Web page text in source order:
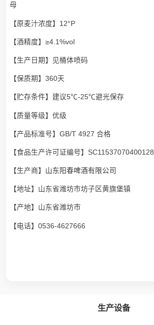
母
【原麦汁浓度】12°P
【酒精度】≥4.1%vol
【生产日期】见桶体喷码
【保质期】360天
【贮存条件】建议5℃-25℃避光保存
【质量等级】优级
【产品标准号】GB/T 4927 合格
【食品生产许可证编号】SC11537070400128
【生产商】 山东阳春啤酒有限公司
【地址】山东省潍坊市坊子区黄旗堡镇
【产地】山东省潍坊市
【电话】0536-4627666
生产设备